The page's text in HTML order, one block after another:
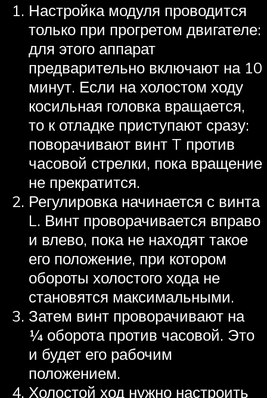
Настройка модуля проводится
только при прогретом двигателе:
для этого аппарат
предварительно включают на 10
минут. Если на холостом ходу
косильная головка вращается,
то к отладке приступают сразу:
поворачивают винт T против
часовой стрелки, пока вращение
не прекратится.
Регулировка начинается с винта
L. Винт проворачивается вправо
и влево, пока не находят такое
его положение, при котором
обороты холостого хода не
становятся максимальными.
Затем винт проворачивают на
¼ оборота против часовой. Это
и будет его рабочим
положением.
Холостой ход нужно настроить